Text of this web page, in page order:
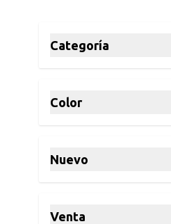
Categoría
Color
Nuevo
Venta